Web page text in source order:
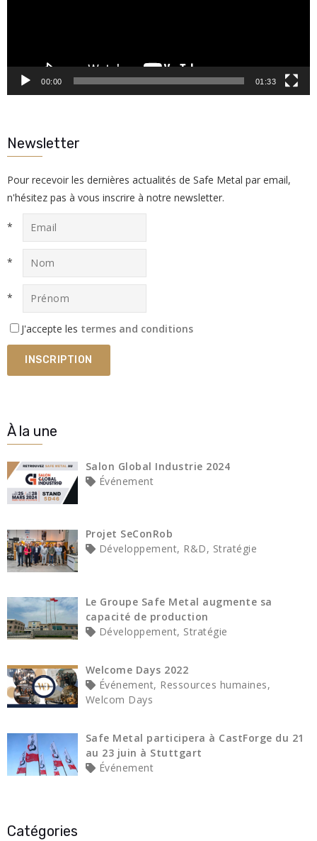
00:00 01:33
Newsletter
Pour recevoir les dernières actualités de Safe Metal par email,
n'hésitez pas à vous inscrire à notre newsletter.
*
*
*
J'accepte les termes and conditions
À la une
Salon Global Industrie 2024
Événement
Projet SeConRob
Développement, R&D, Stratégie
Le Groupe Safe Metal augmente sa
capacité de production
Développement, Stratégie
Welcome Days 2022
Événement, Ressources humaines,
Welcom Days
Safe Metal participera à CastForge du 21
au 23 juin à Stuttgart
Événement
Catégories